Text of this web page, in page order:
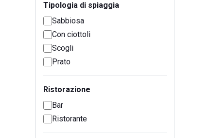
Tipologia di spiaggia
Sabbiosa
Con ciottoli
Scogli
Prato
Ristorazione
Bar
Ristorante